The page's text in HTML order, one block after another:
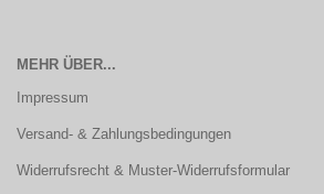
MEHR ÜBER...
Impressum
Versand- & Zahlungsbedingungen
Widerrufsrecht & Muster-Widerrufsformular